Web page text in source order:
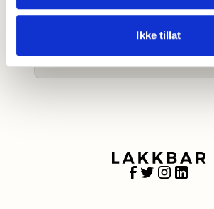
Ikke tillat
Følg oss på instagram